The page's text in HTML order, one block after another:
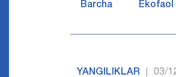
Barcha
YANGILIKLAR 03/